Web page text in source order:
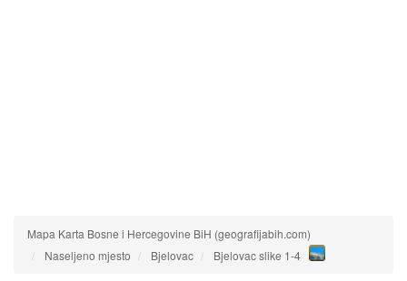
Mapa Karta Bosne i Hercegovine BiH (geografijabih.com)
Naseljeno mjesto
Bjelovac Bjelovac slike 1-4